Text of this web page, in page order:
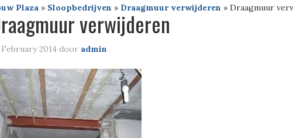
Plaza » Sloopbedrijven » Draagmuur verwijderen » Draagmuur
verwijderen
February 2014 door admin